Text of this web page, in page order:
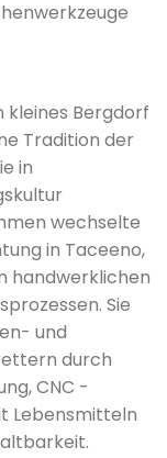
kleines Bergdorf
Tradition der
in
wechselte
in Taceeno,
handwerklichen
Sie
und
durch
CNC -
Lebensmitteln